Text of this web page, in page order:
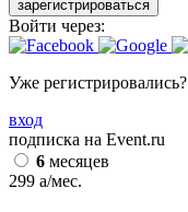
зарегистрироваться
Войти через:
Уже регистрировались?
вход
подписка на Event.ru
6 месяцев
299 a/мес.